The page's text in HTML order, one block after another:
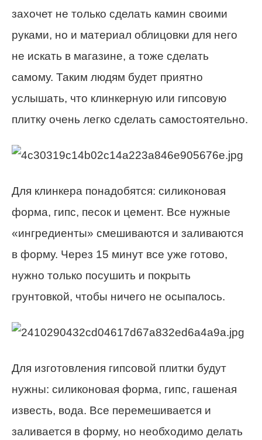
захочет не только сделать камин своими
руками, но и материал облицовки для него
не искать в магазине, а тоже сделать
самому. Таким людям будет приятно
услышать, что клинкерную или гипсовую
плитку очень легко сделать самостоятельно.
Для клинкера понадобятся: силиконовая
форма, гипс, песок и цемент. Все нужные
«ингредиенты» смешиваются и заливаются
в форму. Через 15 минут все уже готово,
нужно только посушить и покрыть
грунтовкой, чтобы ничего не осыпалось.
Для изготовления гипсовой плитки будут
нужны: силиконовая форма, гипс, гашеная
известь, вода. Все перемешивается и
заливается в форму, но необходимо делать